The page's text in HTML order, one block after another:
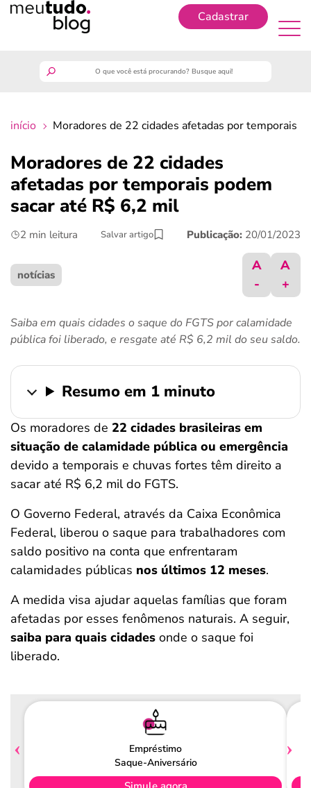
Cadastrar
finanças
benefícios
últimas notícias
ferramentas
início Moradores de 22 cidades afetadas por temporais
Moradores de 22 cidades
afetadas por temporais podem
sacar até R$ 6,2 mil
2 min leitura Salvar artigo Publicação: 20/01/2023
notícias
A
-
A
+
Saiba em quais cidades o saque do FGTS por calamidade
pública foi liberado, e resgate até R$ 6,2 mil do seu saldo.
Resumo em 1 minuto
Os moradores de 22 cidades brasileiras em
situação de calamidade pública ou emergência
devido a temporais e chuvas fortes têm direito a
sacar até R$ 6,2 mil do FGTS.
O Governo Federal, através da Caixa Econômica
Federal, liberou o saque para trabalhadores com
saldo positivo na conta que enfrentaram
calamidades públicas nos últimos 12 meses.
A medida visa ajudar aquelas famílias que foram
afetadas por esses fenômenos naturais. A seguir,
saiba para quais cidades onde o saque foi
liberado.
Empréstimo
Saque-Aniversário